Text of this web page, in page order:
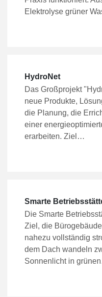
Elektrolyse grüner
HydroNet
Das Großprojekt
neue Produkte,
die Planung, die
einer
erarbeiten. Ziel…
Smarte
Die Smarte
Ziel, die
nahezu vollständig
dem Dach wandeln
Sonnenlicht in